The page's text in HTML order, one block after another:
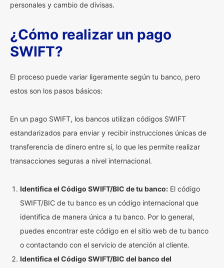
personales y cambio de divisas.
¿Cómo realizar un pago
SWIFT?
El proceso puede variar ligeramente según tu banco, pero
estos son los pasos básicos:
En un pago SWIFT, los bancos utilizan códigos SWIFT
estandarizados para enviar y recibir instrucciones únicas de
transferencia de dinero entre sí, lo que les permite realizar
transacciones seguras a nivel internacional.
Identifica el Código SWIFT/BIC de tu banco: El código
SWIFT/BIC de tu banco es un código internacional que
identifica de manera única a tu banco. Por lo general,
puedes encontrar este código en el sitio web de tu banco
o contactando con el servicio de atención al cliente.
Identifica el Código SWIFT/BIC del banco del